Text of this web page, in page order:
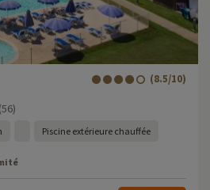
(8.5/10)
Piscine extérieure chauffée